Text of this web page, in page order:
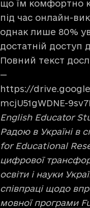
що їм комфортно
під час онлайн-
однак лише 80%
достатній доступ
Повний текст
—
https://
mcjU51gWDNE-
English Educator
Радою в Україні в
for Educational
цифрової
освіти і науки
співпраці щодо
мовної програми